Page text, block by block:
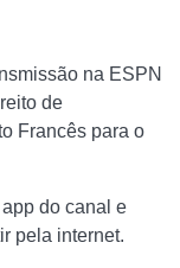
na ESPN
de
Francês para o
do canal e
pela internet.